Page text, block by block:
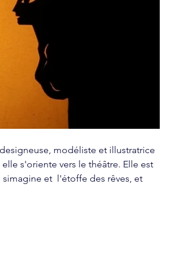
modéliste et illustratrice
s'oriente vers le théâtre. Elle est
et  l'étoffe des rêves, et